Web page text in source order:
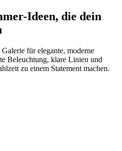
Ideen, die dein
für elegante, moderne
Beleuchtung, klare Linien und
zu einem Statement machen.